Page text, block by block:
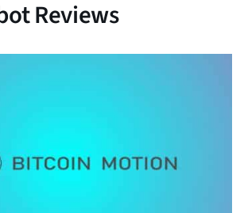
Reviews